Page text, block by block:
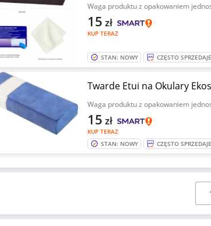
Waga produktu z opakowaniem
KUP TERAZ
15 zł
STAN: NOWY CZĘSTO SPRZEDAJE
Twarde Etui na Okulary
Waga produktu z opakowaniem
KUP TERAZ
15 zł
STAN: NOWY CZĘSTO SPRZEDAJE